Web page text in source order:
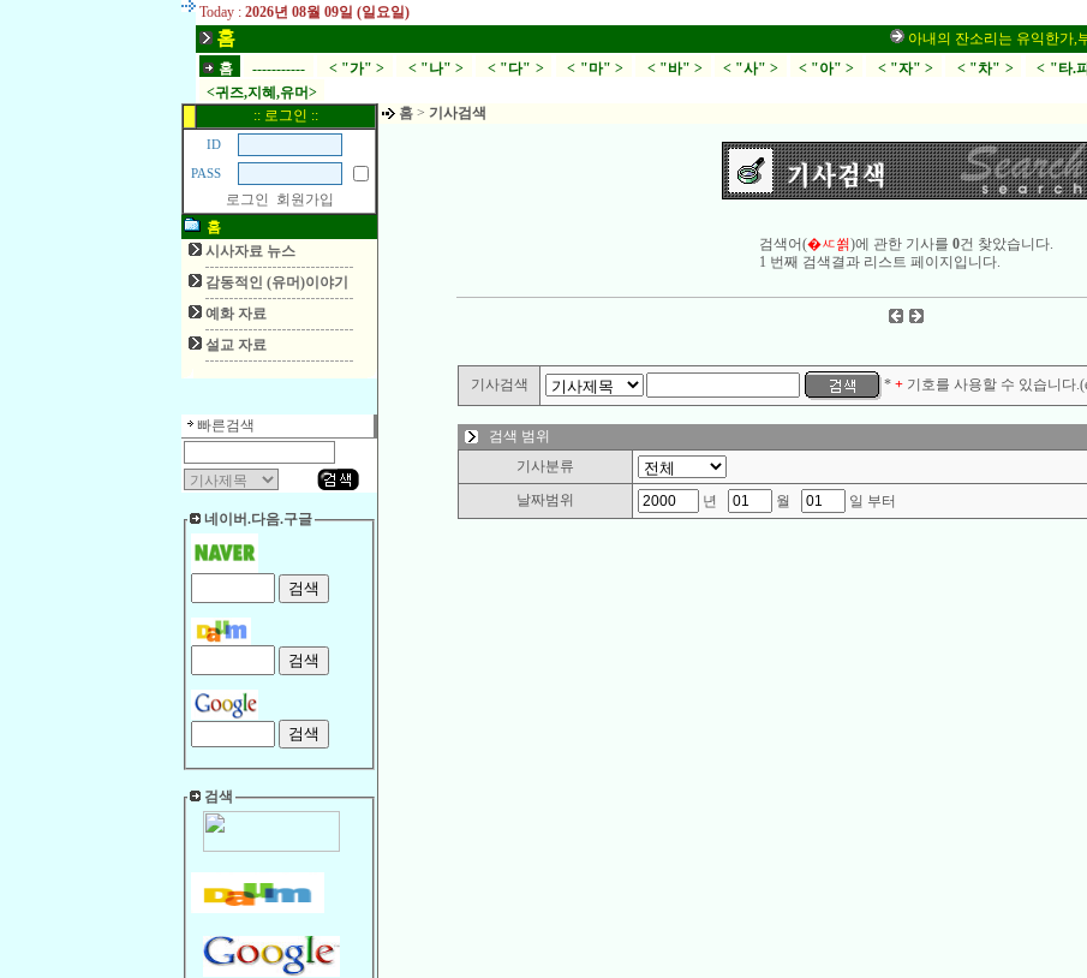
Today : 2026년 08월 09일 (일요일)
홈 아내의 잔소리는 유익한가,부부싸
홈
----------- < "가" > < "나" > < "다" > < "마" > < "바" > < "사" > < "아" > < "자" > < "차" > < "타.
<귀즈,지혜,유머>
:: 로그인 ::
ID
PASS
로그인
회원가입
홈
시사자료 뉴스
감동적인 (유머)이야기
예화 자료
설교 자료
빠른검색
네이버.다음.구글
검색
홈 > 기사검색
검색어(�ㅼ쐵)에 관한 기사를 0건 찾았습니다.
1 번째 검색결과 리스트 페이지입니다.
기사검색 * + 기호를 사용할 수 있습니다
검색 범위
기사분류
날짜범위
년 월 일 부터